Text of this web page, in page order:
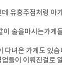
유흥주점처렁 아
이 술을마시는가게
다녀온 가게도 있습
들이 이뤄진걸로